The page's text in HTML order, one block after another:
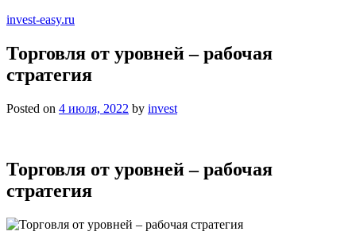
invest-easy.ru
Торговля от уровней – рабочая
стратегия
Posted on 4 июля, 2022 by invest
Торговля от уровней – рабочая
стратегия